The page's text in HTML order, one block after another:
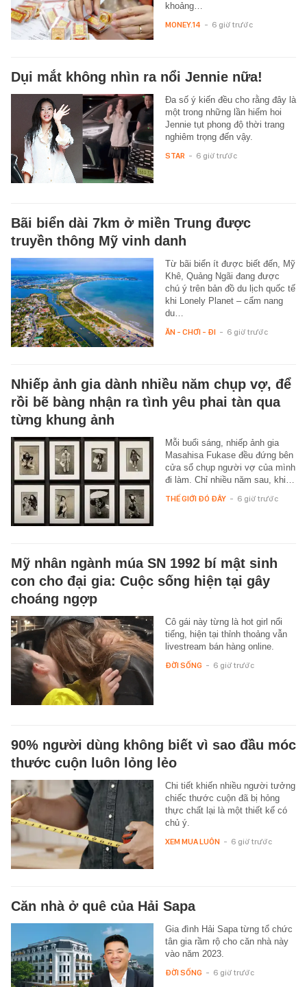
khoảng…
MONEY.14 - 6 giờ trước
Dụi mắt không nhìn ra nổi Jennie nữa!
Đa số ý kiến đều cho rằng đây là
một trong những lần hiếm hoi
Jennie tụt phong độ thời trang
nghiêm trọng đến vậy.
STAR - 6 giờ trước
Bãi biển dài 7km ở miền Trung được
truyền thông Mỹ vinh danh
Từ bãi biển ít được biết đến, Mỹ
Khê, Quảng Ngãi đang được
chú ý trên bản đồ du lịch quốc tế
khi Lonely Planet – cẩm nang
du…
ĂN - CHƠI - ĐI - 6 giờ trước
Nhiếp ảnh gia dành nhiều năm chụp vợ, để
rồi bẽ bàng nhận ra tình yêu phai tàn qua
từng khung ảnh
Mỗi buổi sáng, nhiếp ảnh gia
Masahisa Fukase đều đứng bên
cửa sổ chụp người vợ của mình
đi làm. Chỉ nhiều năm sau, khi…
THẾ GIỚI ĐÓ ĐÂY - 6 giờ trước
Mỹ nhân ngành múa SN 1992 bí mật sinh
con cho đại gia: Cuộc sống hiện tại gây
choáng ngợp
Cô gái này từng là hot girl nổi
tiếng, hiện tại thỉnh thoảng vẫn
livestream bán hàng online.
ĐỜI SỐNG - 6 giờ trước
90% người dùng không biết vì sao đầu móc
thước cuộn luôn lỏng lẻo
Chi tiết khiến nhiều người tưởng
chiếc thước cuộn đã bị hỏng
thực chất lại là một thiết kế có
chủ ý.
XEM MUA LUÔN - 6 giờ trước
Căn nhà ở quê của Hải Sapa
Gia đình Hải Sapa từng tổ chức
tân gia rầm rộ cho căn nhà này
vào năm 2023.
ĐỜI SỐNG - 6 giờ trước